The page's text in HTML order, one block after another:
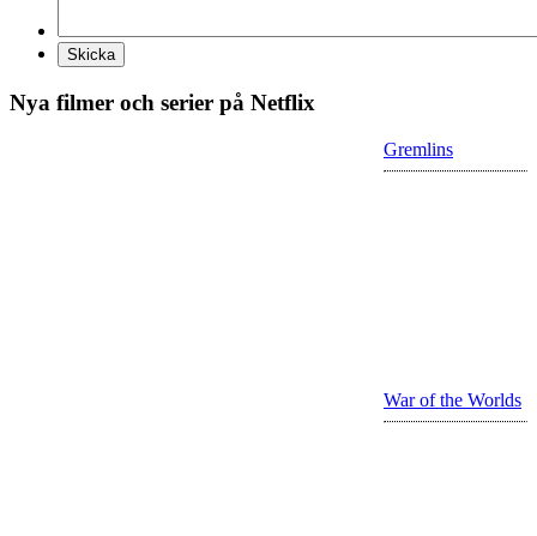
Nya filmer och serier på Netflix
Gremlins
War of the Worlds